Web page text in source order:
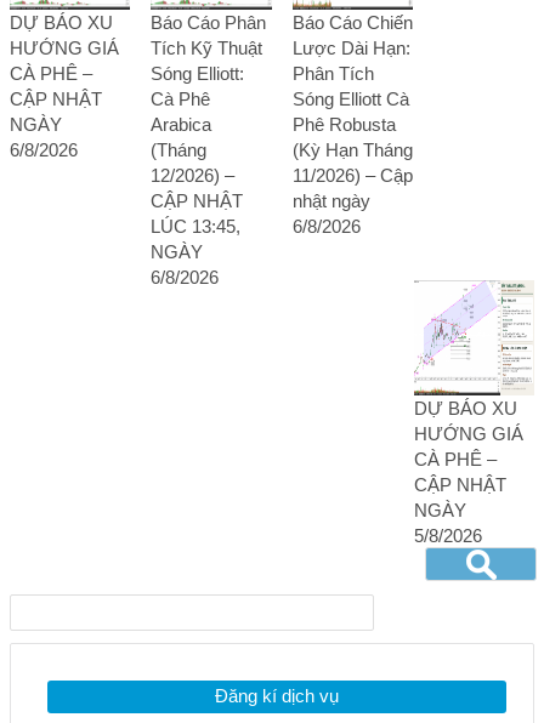
DỰ BÁO XU
HƯỚNG GIÁ
CÀ PHÊ –
CẬP NHẬT
NGÀY
6/8/2026
Báo Cáo Phân
Tích Kỹ Thuật
Sóng Elliott:
Cà Phê
Arabica
(Tháng
12/2026) –
CẬP NHẬT
LÚC 13:45,
NGÀY
6/8/2026
Báo Cáo Chiến
Lược Dài Hạn:
Phân Tích
Sóng Elliott Cà
Phê Robusta
(Kỳ Hạn Tháng
11/2026) – Cập
nhật ngày
6/8/2026
DỰ BÁO XU
HƯỚNG GIÁ
CÀ PHÊ –
CẬP NHẬT
NGÀY
5/8/2026
Đăng kí dịch vụ